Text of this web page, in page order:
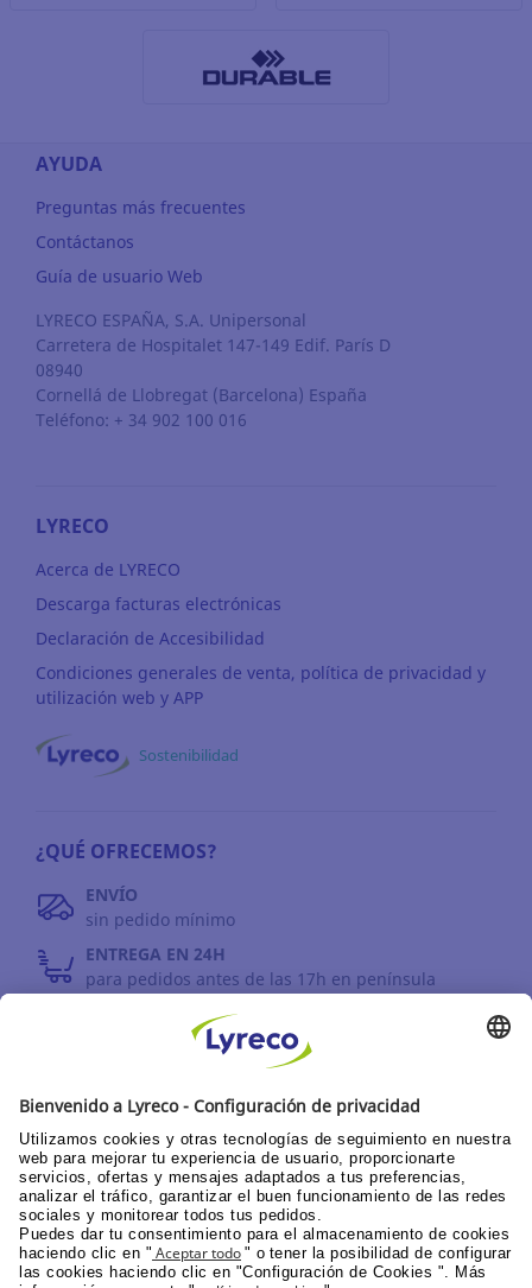
AYUDA
Preguntas más frecuentes
Contáctanos
Guía de usuario Web
LYRECO ESPAÑA, S.A. Unipersonal
Carretera de Hospitalet 147-149 Edif. París D
08940
Cornellá de Llobregat (Barcelona) España
Teléfono: + 34 902 100 016
LYRECO
Acerca de LYRECO
Descarga facturas electrónicas
Declaración de Accesibilidad
Condiciones generales de venta, política de privacidad y
utilización web y APP
Sostenibilidad
¿QUÉ OFRECEMOS?
ENVÍO
sin pedido mínimo
ENTREGA EN 24H
para pedidos antes de las 17h en península
DEVOLUCIONES
antes de 30 días
INFORMACIÓN GENERAL
PPU área de clientes
Catálogos y promociones
Documentación corporativa